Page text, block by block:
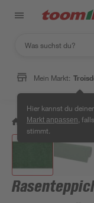
Mein Markt:
Hier kannst du
Markt anpassen ,
stimmt.
/ Wohnen &